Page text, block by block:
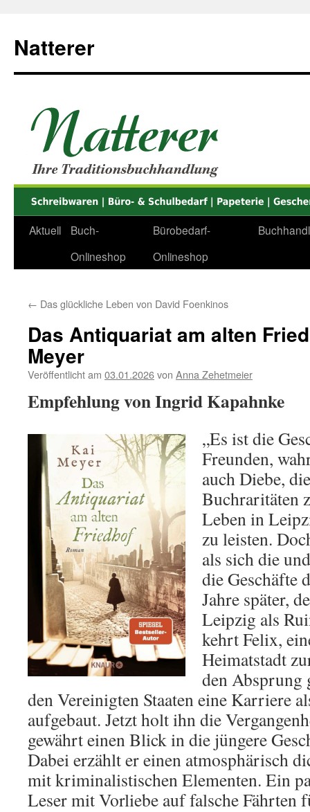
springen
Natterer
Aktuell
Buch-
Onlineshop
Bürobedarf-
Onlineshop
← Das glückliche Leben von David Foenkinos
Das Antiquariat am alten
Meyer
Veröffentlicht am 03.01.2026von Anna Zehetmeier
Empfehlung von Ingrid Kapahnke
„Es ist die
Freunden,
auch Diebe,
Buchraritäten
Leben in
zu leisten.
als sich die
die Geschäfte
Jahre später,
Leipzig als
kehrt Felix,
Heimatstadt
den Absprung
den Vereinigten Staaten eine Karriere
aufgebaut. Jetzt holt ihn die
gewährt einen Blick in die jüngere
Dabei erzählt er einen atmosphärisch
mit kriminalistischen Elementen. Ein
Leser mit Vorliebe auf falsche Fährten